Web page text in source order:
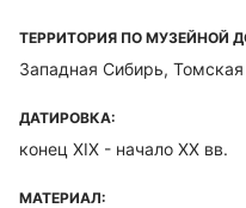
ТЕРРИТОРИЯ ПО МУЗЕЙНОЙ
Западная Сибирь,
ДАТИРОВКА:
конец XIX - начало ХХ вв.
МАТЕРИАЛ: